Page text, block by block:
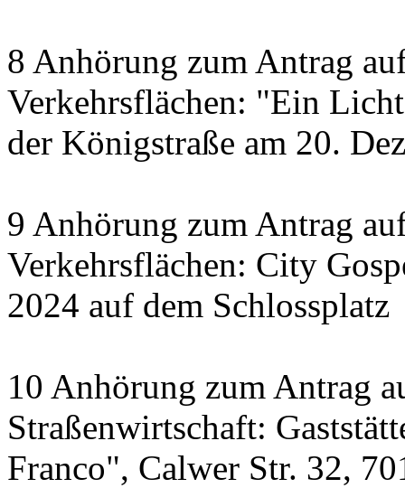
8 Anhörung zum Antrag
Verkehrsflächen: "Ein
der Königstraße am 20.
9 Anhörung zum Antrag
Verkehrsflächen: City
2024 auf dem Schlossplatz
10 Anhörung zum Antrag
Straßenwirtschaft:
Franco", Calwer Str. 32,